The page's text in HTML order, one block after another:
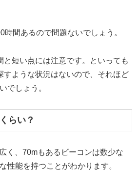
時間あるので問題ないでしょう。
と短い点には注意です。といっても
すような状況はないので、それほど
でしょう。
らい？
く、70mもあるビーコンは数少な
性能を持つことがわかります。